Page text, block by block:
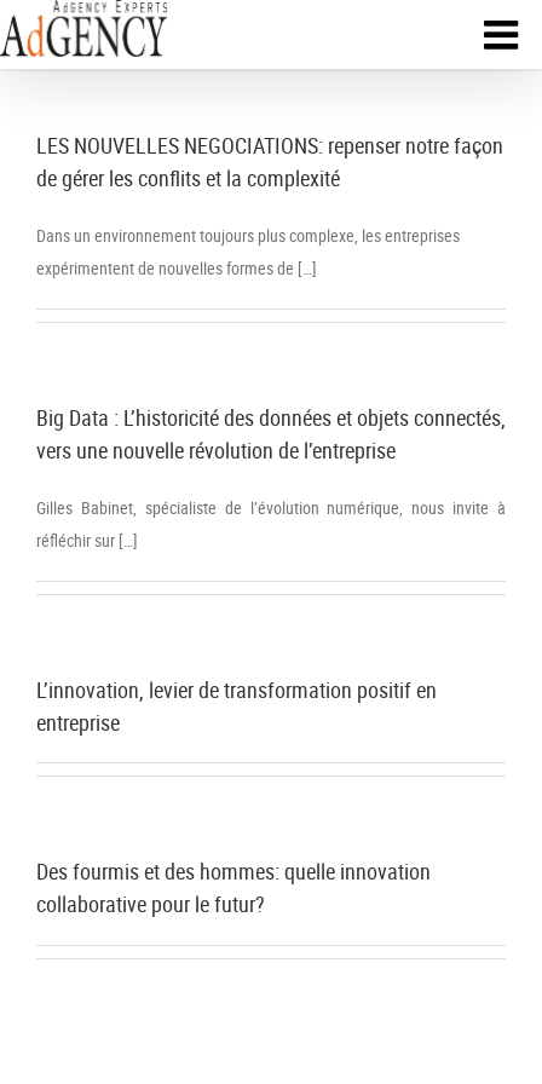
LES NOUVELLES NEGOCIATIONS: repenser notre façon
de gérer les conflits et la complexité
Dans un environnement toujours plus complexe, les entreprises
expérimentent de nouvelles formes de […]
Big Data : L’historicité des données et objets connectés,
vers une nouvelle révolution de l’entreprise
Gilles Babinet, spécialiste de l’évolution numérique, nous invite à
réfléchir sur […]
L’innovation, levier de transformation positif en
entreprise
Des fourmis et des hommes: quelle innovation
collaborative pour le futur?